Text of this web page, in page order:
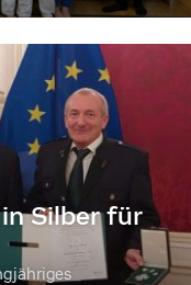
Silber für